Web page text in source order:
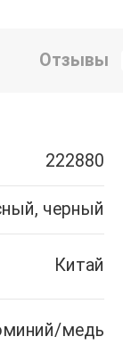
Отзывы
222880
черный
Китай
медь